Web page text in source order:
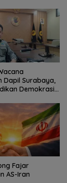
Dapil Surabaya,
Demokrasi
Fajar
AS-Iran